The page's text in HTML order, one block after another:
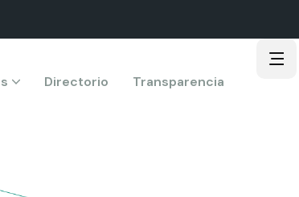
Directorio Transparencia